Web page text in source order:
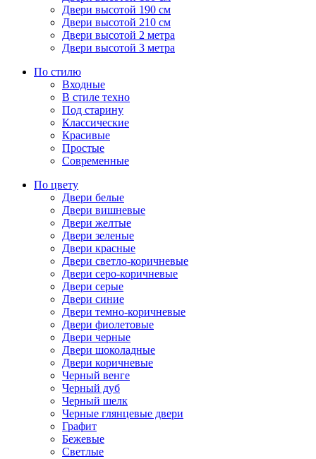
Двери высотой 190 см
Двери высотой 210 см
Двери высотой 2 метра
Двери высотой 3 метра
По стилю
Входные
В стиле техно
Под старину
Классические
Красивые
Простые
Современные
По цвету
Двери белые
Двери вишневые
Двери желтые
Двери зеленые
Двери красные
Двери светло-коричневые
Двери серо-коричневые
Двери серые
Двери синие
Двери темно-коричневые
Двери фиолетовые
Двери черные
Двери шоколадные
Двери коричневые
Черный венге
Черный дуб
Черный шелк
Черные глянцевые двери
Графит
Бежевые
Светлые